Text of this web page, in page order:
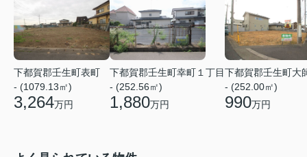
下都賀郡壬生町表町
- (1079.13㎡)
3,264万円
下都賀郡壬生町幸町１丁目
- (252.56㎡)
1,880万円
下都賀郡壬生町大
- (252.00㎡)
990万円